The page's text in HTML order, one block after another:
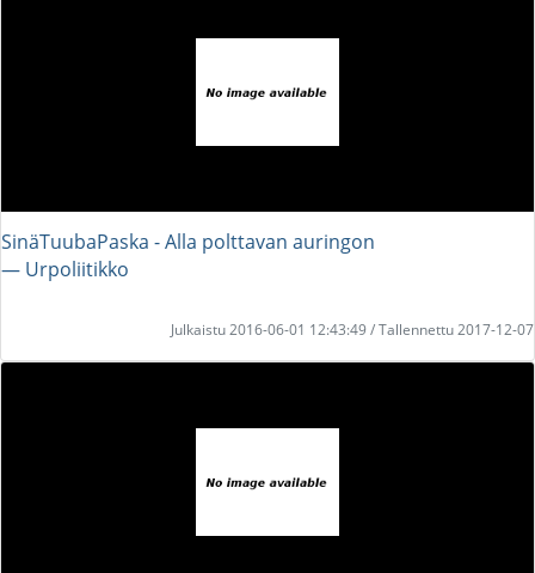
SinäTuubaPaska - Alla polttavan auringon
― Urpoliitikko
Julkaistu 2016-06-01 12:43:49 / Tallennettu 2017-12-07